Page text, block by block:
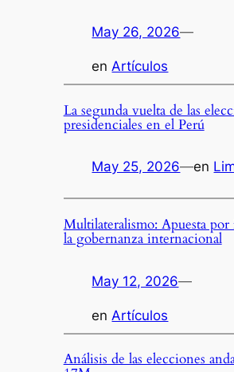
May 26, 2026—
en Artículos
La segunda vuelta de las
presidenciales en el Perú
May 25, 2026—en
Multilateralismo: Apuesta por
la gobernanza internacional
May 12, 2026—
en Artículos
Análisis de las elecciones